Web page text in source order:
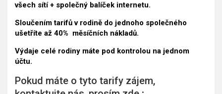
všech sítí + společný balíček internetu.
Sloučením tarifů v rodině do jednoho společného
ušetříte až 40% měsíčních nákladů.
Výdaje celé rodiny máte pod kontrolou na jednom
účtu.
Pokud máte o tyto tarify zájem,